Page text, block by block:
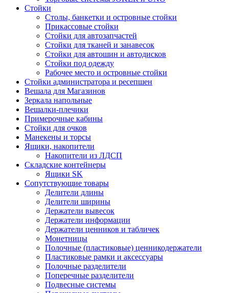
Стойки
Столы, банкетки и островные стойки
Прикассовые стойки
Стойки для автозапчастей
Стойки для тканей и занавесок
Стойки для автошин и автодисков
Стойки под одежду
Рабочее место и островные стойки
Стойки администратора и ресепшен
Вешала для Магазинов
Зеркала напольные
Вешалки-плечики
Примерочные кабины
Стойки для очков
Манекены и торсы
Ящики, накопители
Накопители из ЛДСП
Складские контейнеры
Ящики SK
Сопутствующие товары
Делители длины
Делители ширины
Держатели вывесок
Держатели информации
Держатели ценников и табличек
Монетницы
Полочные (пластиковые) ценникодержатели
Пластиковые рамки и аксессуары
Полочные разделители
Поперечные разделители
Подвесные системы